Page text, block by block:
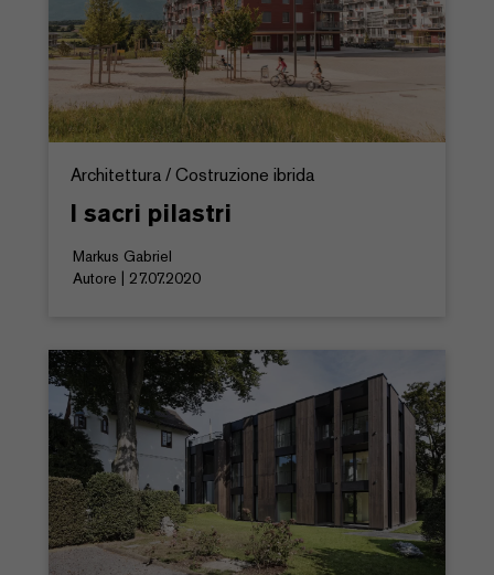
Architettura / Costruzione ibrida
I sacri pilastri
Markus Gabriel
Autore | 27.07.2020